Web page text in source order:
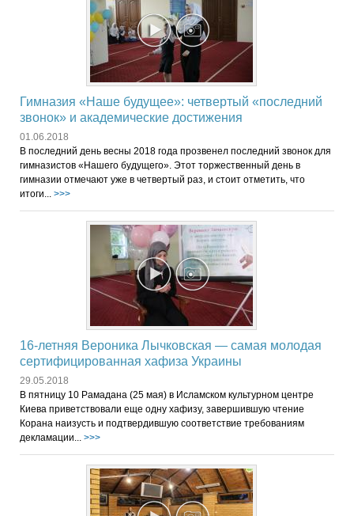
Гимназия «Наше будущее»: четвертый «последний
звонок» и академические достижения
01.06.2018
В последний день весны 2018 года прозвенел последний звонок для
гимназистов «Нашего будущего». Этот торжественный день в
гимназии отмечают уже в четвертый раз, и стоит отметить, что
итоги... >>>
16-летняя Вероника Лычковская — самая молодая
сертифицированная хафиза Украины
29.05.2018
В пятницу 10 Рамадана (25 мая) в Исламском культурном центре
Киева приветствовали еще одну хафизу, завершившую чтение
Корана наизусть и подтвердившую соответствие требованиям
декламации... >>>